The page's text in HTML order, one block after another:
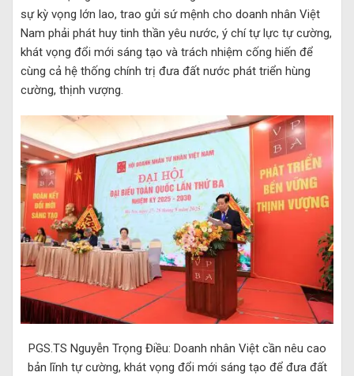
sự kỳ vọng lớn lao, trao gửi sứ mệnh cho doanh nhân Việt
Nam phải phát huy tinh thần yêu nước, ý chí tự lực tự cường,
khát vọng đổi mới sáng tạo và trách nhiệm cống hiến để
cùng cả hệ thống chính trị đưa đất nước phát triển hùng
cường, thịnh vượng.
bản lĩnh tự cường, khát vọng đổi mới sáng tạo để đưa đất